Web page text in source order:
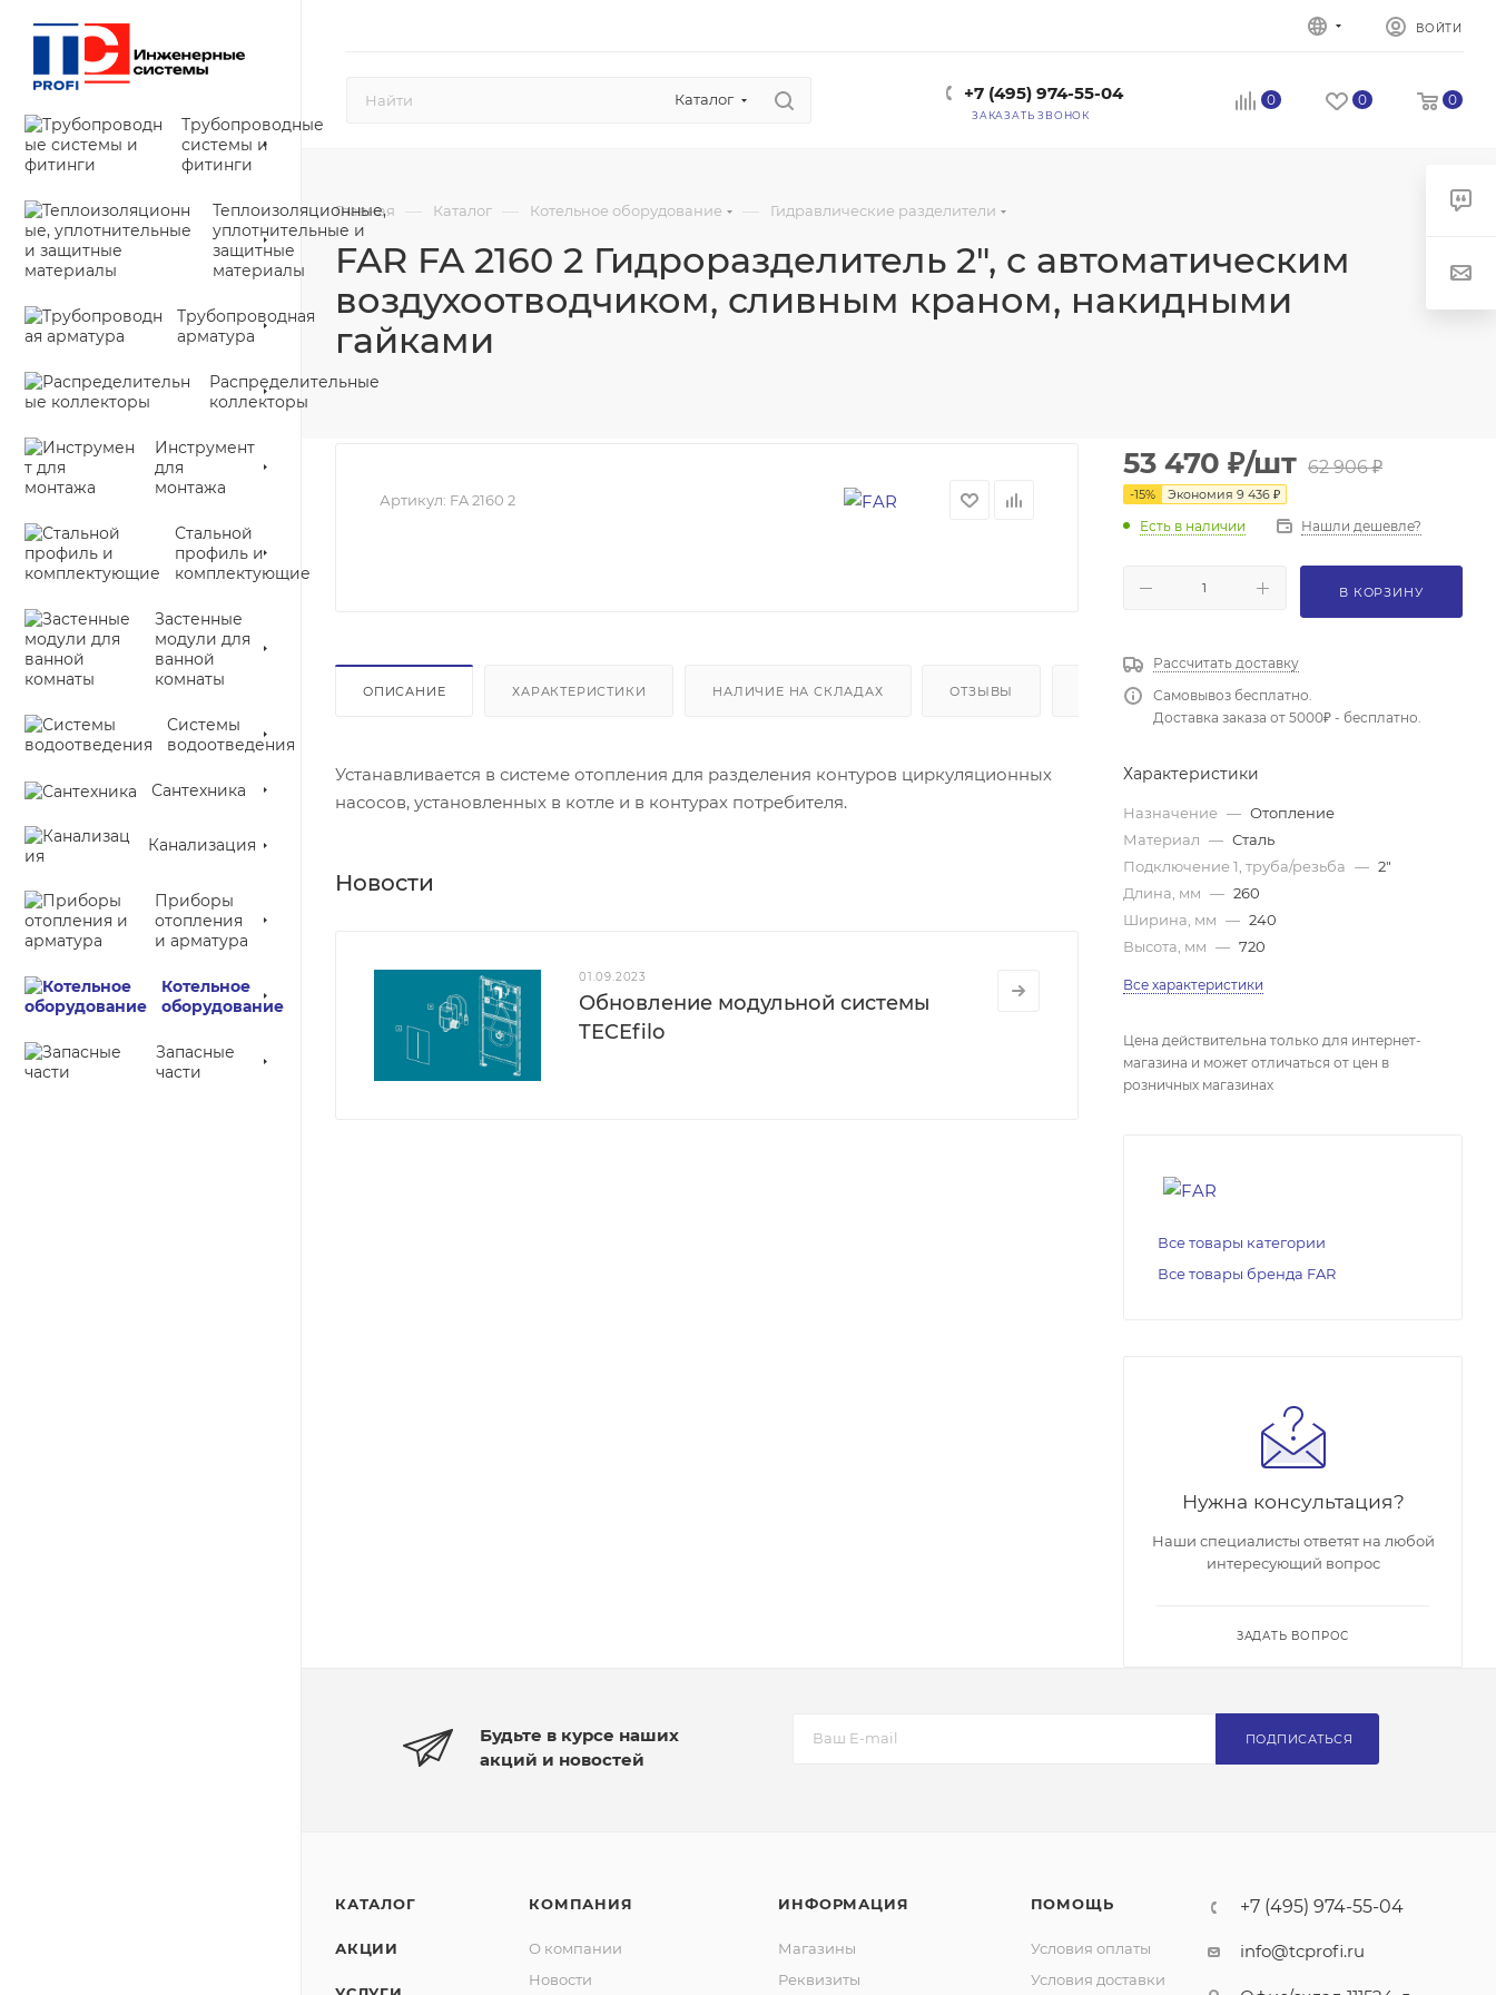
ВОЙТИ
Каталог +7 (495) 974-55-04
ЗАКАЗАТЬ ЗВОНОК
0 0 0
Трубопроводные
системы и
фитинги
Теплоизоляционные,
уплотнительные и
защитные
материалы
Трубопроводная
арматура
Распределительные
коллекторы
Инструмент
для
монтажа
Стальной
профиль и
комплектующие
Застенные
модули для
ванной
комнаты
Системы
водоотведения
Сантехника
Канализация
Приборы
отопления
и арматура
Котельное
оборудование
Запасные
части
Главная — Каталог — Котельное оборудование — Гидравлические разделители
FAR FA 2160 2 Гидроразделитель 2", с автоматическим
воздухоотводчиком, сливным краном, накидными
гайками
Артикул: FA 2160 2
ОПИСАНИЕ ХАРАКТЕРИСТИКИ НАЛИЧИЕ НА СКЛАДАХ ОТЗЫВЫ ОПЛАТА
Устанавливается в системе отопления для разделения контуров циркуляционных
насосов, установленных в котле и в контурах потребителя.
Новости
01.09.2023
Обновление модульной системы
TECEfilo
53 470 ₽/шт 62 906₽
-15% Экономия 9 436 ₽
Есть в наличии Нашли дешевле?
В КОРЗИНУ
Рассчитать доставку
Самовывоз бесплатно.
Доставка заказа от 5000₽ - бесплатно.
Характеристики
Назначение — Отопление
Материал — Сталь
Подключение 1, труба/резьба — 2"
Длина, мм — 260
Ширина, мм — 240
Высота, мм — 720
Все характеристики
Цена действительна только для интернет-
магазина и может отличаться от цен в
розничных магазинах
Все товары категории
Все товары бренда FAR
Нужна консультация?
Наши специалисты ответят на любой
интересующий вопрос
ЗАДАТЬ ВОПРОС
Будьте в курсе наших
акций и новостей
ПОДПИСАТЬСЯ
КАТАЛОГ
АКЦИИ
КОМПАНИЯ
О компании
Новости
ИНФОРМАЦИЯ
Магазины
Реквизиты
ПОМОЩЬ
Условия оплаты
Условия доставки
+7 (495) 974-55-04
info@tcprofi.ru